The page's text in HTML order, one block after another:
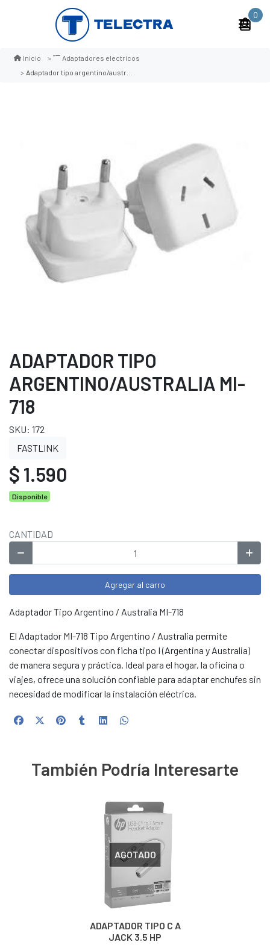
0
Inicio
Adaptadores electricos
Adaptador tipo argentino/australia mi-718
ADAPTADOR TIPO
ARGENTINO/AUSTRALIA MI-
718
SKU: 172
FASTLINK
$ 1.590
Disponible
CANTIDAD
Agregar al carro
Adaptador Tipo Argentino / Australia MI-718
El Adaptador MI-718 Tipo Argentino / Australia permite
conectar dispositivos con ficha tipo I (Argentina y Australia)
de manera segura y práctica. Ideal para el hogar, la oficina o
viajes, ofrece una solución confiable para adaptar enchufes sin
necesidad de modificar la instalación eléctrica.
También Podría Interesarte
AGOTADO
ADAPTADOR TIPO C A
JACK 3.5 HP